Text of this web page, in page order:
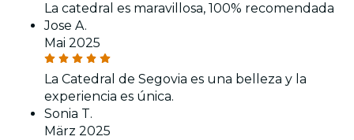
La catedral es maravillosa, 100% recomendada
Jose A.
Mai 2025
La Catedral de Segovia es una belleza y la
experiencia es única.
Sonia T.
März 2025